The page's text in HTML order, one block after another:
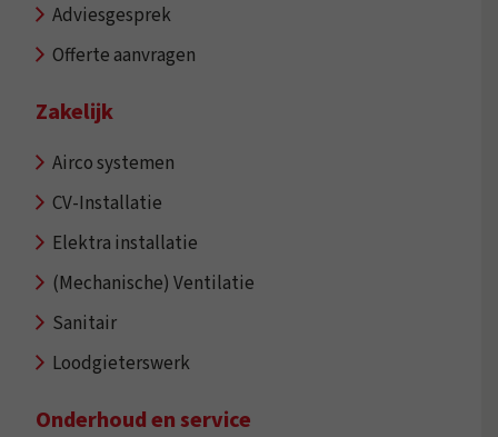
Adviesgesprek
Offerte aanvragen
Zakelijk
Airco systemen
CV-Installatie
Elektra installatie
(Mechanische) Ventilatie
Sanitair
Loodgieterswerk
Onderhoud en service